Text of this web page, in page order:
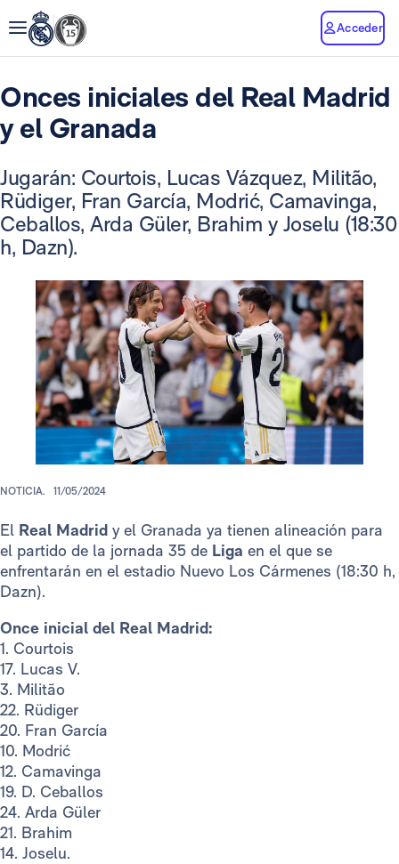
Acceder
Onces iniciales del Real Madrid
y el Granada
Jugarán: Courtois, Lucas Vázquez, Militão,
Rüdiger, Fran García, Modrić, Camavinga,
Ceballos, Arda Güler, Brahim y Joselu (18:30
h, Dazn).
NOTICIA. 11/05/2024
El Real Madrid y el Granada ya tienen alineación para
el partido de la jornada 35 de Liga en el que se
enfrentarán en el estadio Nuevo Los Cármenes (18:30 h,
Dazn).
Once inicial del Real Madrid:
1. Courtois
17. Lucas V.
3. Militão
22. Rüdiger
20. Fran García
10. Modrić
12. Camavinga
19. D. Ceballos
24. Arda Güler
21. Brahim
14. Joselu.